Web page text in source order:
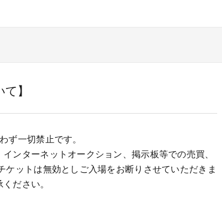
】
ず一切禁止です。
ンターネットオークション、掲示板等での売買、
ットは無効としご入場をお断りさせていただきま
ださい。